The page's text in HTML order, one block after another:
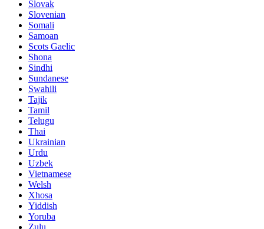
Slovak
Slovenian
Somali
Samoan
Scots Gaelic
Shona
Sindhi
Sundanese
Swahili
Tajik
Tamil
Telugu
Thai
Ukrainian
Urdu
Uzbek
Vietnamese
Welsh
Xhosa
Yiddish
Yoruba
Zulu